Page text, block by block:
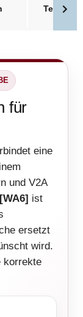
für
eine
und V2A
ist
ersetzt
wird.
korrekte